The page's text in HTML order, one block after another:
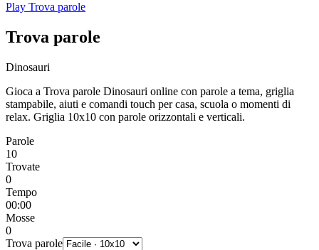
Play Trova parole
Trova parole
Dinosauri
Gioca a Trova parole Dinosauri online con parole a tema, griglia
stampabile, aiuti e comandi touch per casa, scuola o momenti di
relax. Griglia 10x10 con parole orizzontali e verticali.
Parole
10
Trovate
0
Tempo
00:00
Mosse
0
Trova parole